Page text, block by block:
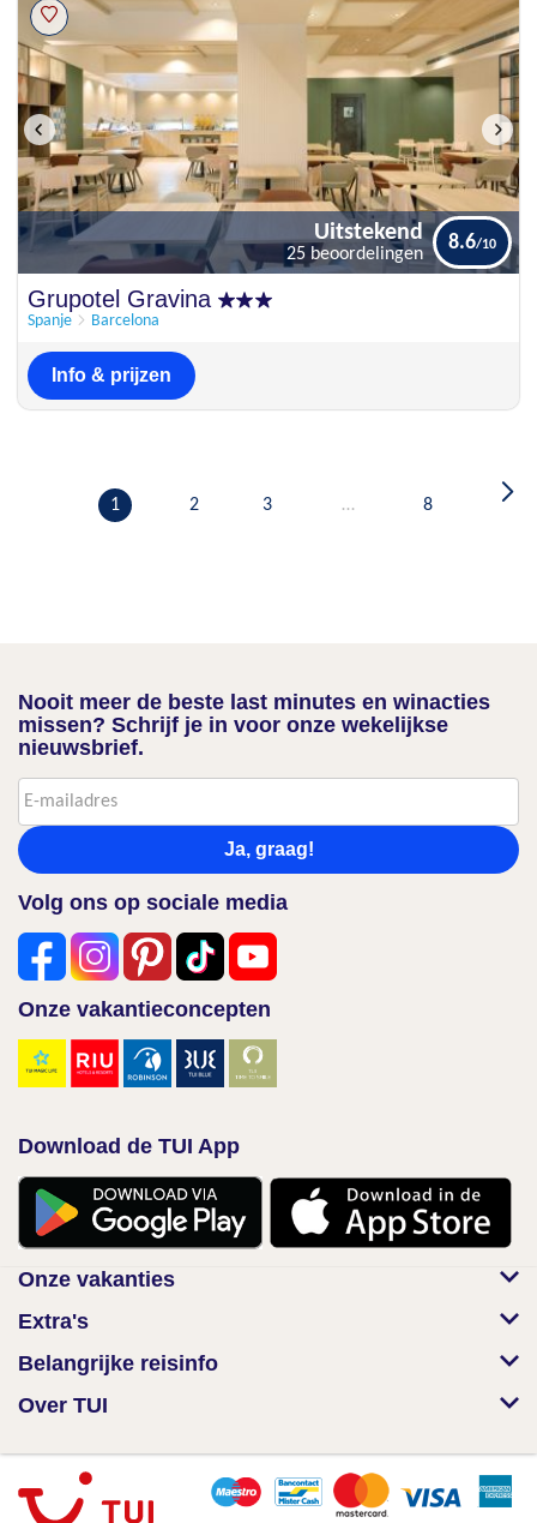
Grupotel Gravina
Spanje Barcelona
Uitstekend
25 beoordelingen
8.6
Info & prijzen
1 2 3 … 8
Nooit meer de beste last minutes en winacties
missen? Schrijf je in voor onze wekelijkse
nieuwsbrief.
Ja, graag!
Volg ons op sociale media
Onze vakantieconcepten
Download de TUI App
Onze vakanties
Extra's
Belangrijke reisinfo
Over TUI